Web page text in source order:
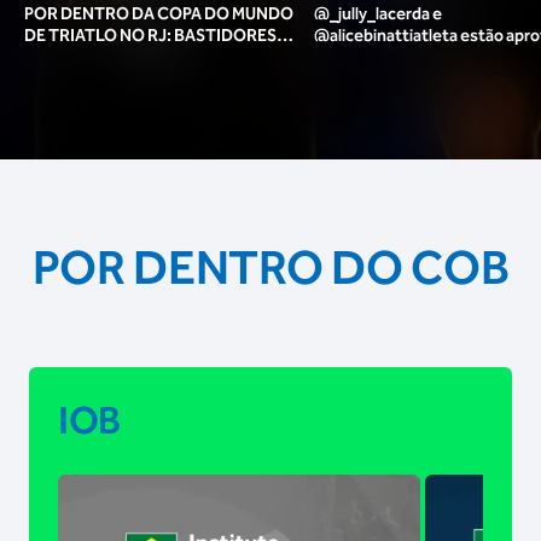
POR DENTRO DA COPA DO MUNDO
DE TRIATLO NO RJ: BASTIDORES,
@_jully_lacerda​ e
@alicebinattiatleta​ estão
POR DENTRO DO COB
IOB